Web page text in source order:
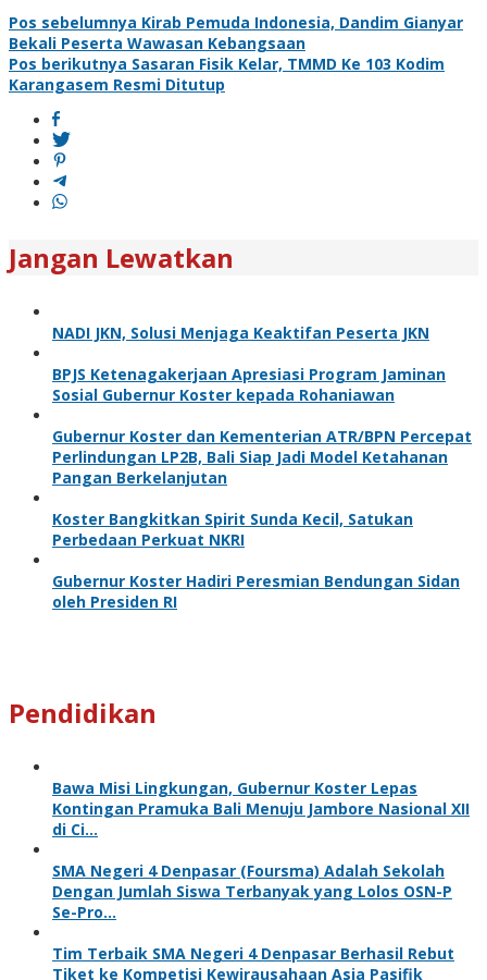
Pos sebelumnya Kirab Pemuda Indonesia, Dandim Gianyar
Bekali Peserta Wawasan Kebangsaan
Pos berikutnya Sasaran Fisik Kelar, TMMD Ke 103 Kodim
Karangasem Resmi Ditutup
Jangan Lewatkan
NADI JKN, Solusi Menjaga Keaktifan Peserta JKN
BPJS Ketenagakerjaan Apresiasi Program Jaminan
Sosial Gubernur Koster kepada Rohaniawan
Gubernur Koster dan Kementerian ATR/BPN Percepat
Perlindungan LP2B, Bali Siap Jadi Model Ketahanan
Pangan Berkelanjutan
Koster Bangkitkan Spirit Sunda Kecil, Satukan
Perbedaan Perkuat NKRI
Gubernur Koster Hadiri Peresmian Bendungan Sidan
oleh Presiden RI
Pendidikan
Bawa Misi Lingkungan, Gubernur Koster Lepas
Kontingan Pramuka Bali Menuju Jambore Nasional XII
di Ci…
SMA Negeri 4 Denpasar (Foursma) Adalah Sekolah
Dengan Jumlah Siswa Terbanyak yang Lolos OSN-P
Se-Pro…
Tim Terbaik SMA Negeri 4 Denpasar Berhasil Rebut
Tiket ke Kompetisi Kewirausahaan Asia Pasifik